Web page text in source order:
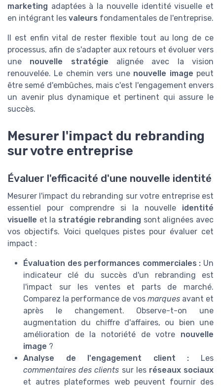
marketing adaptées à la nouvelle identité visuelle et
en intégrant les valeurs fondamentales de l'entreprise.
Il est enfin vital de rester flexible tout au long de ce
processus, afin de s'adapter aux retours et évoluer vers
une nouvelle stratégie alignée avec la vision
renouvelée. Le chemin vers une nouvelle image peut
être semé d'embûches, mais c'est l'engagement envers
un avenir plus dynamique et pertinent qui assure le
succès.
Mesurer l'impact du rebranding
sur votre entreprise
Évaluer l'efficacité d'une nouvelle identité
Mesurer l'impact du rebranding sur votre entreprise est
essentiel pour comprendre si la nouvelle identité
visuelle et la stratégie rebranding sont alignées avec
vos objectifs. Voici quelques pistes pour évaluer cet
impact :
Évaluation des performances commerciales : Un
indicateur clé du succès d'un rebranding est
l'impact sur les ventes et parts de marché.
Comparez la performance de vos marques avant et
après le changement. Observe-t-on une
augmentation du chiffre d'affaires, ou bien une
amélioration de la notoriété de votre nouvelle
image ?
Analyse de l'engagement client : Les
commentaires des clients sur les réseaux sociaux
et autres plateformes web peuvent fournir des